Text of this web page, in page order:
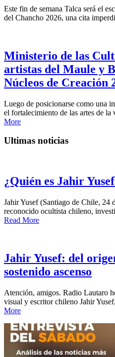
Este fin de semana Talca será el
del Chancho 2026, una cita
Ministerio de las
artistas del Maule y
Núcleos de Creación
Luego de posicionarse como una
el fortalecimiento de las artes de la
More
Ultimas noticias
¿Quién es Jahir
Jahir Yusef (Santiago de Chile, 24
reconocido ocultista chileno,
Read More
Jahir Yusef: del
sostenido ascenso
Atención, amigos. Radio Lautaro
visual y escritor chileno Jahir
More